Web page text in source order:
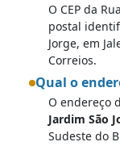
O CEP da
postal
Jorge, em
Correios.
Qual o
O endereço
Jardim São
Sudeste do